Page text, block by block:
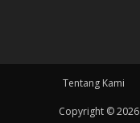
Tentang Kami
Copyright © 2026